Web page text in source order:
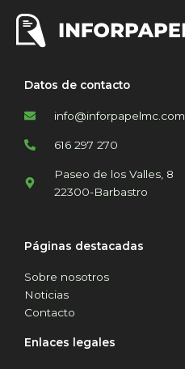
Datos de contacto
info@inforpapelmc.com
616 297 270
Paseo de los Valles, 8
22300-Barbastro
Páginas destacadas
Sobre nosotros
Noticias
Contacto
Enlaces legales